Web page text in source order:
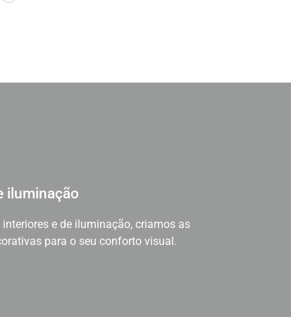
iluminação
e de iluminação, criamos as
para o seu conforto visual.